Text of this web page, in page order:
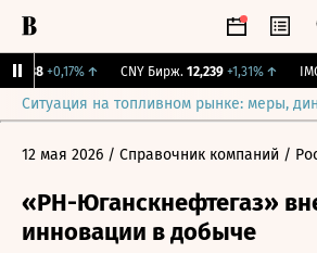
+0,17%↑ CNY Бирж. 12,239 +1,31% ↑
Ситуация на топливном рынке: меры,
12 мая 2026 / Справочник компаний /
«РН-Юганскнефтегаз»
инновации в добыче